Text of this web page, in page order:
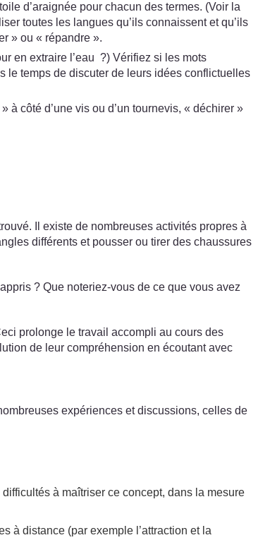
d’araignée pour chacun des termes. (Voir la
toutes les langues qu’ils connaissent et qu’ils
» ou « répandre ».
en extraire l’eau ?) Vérifiez si les mots
le temps de discuter de leurs idées conflictuelles
côté d’une vis ou d’un tournevis, « déchirer »
Il existe de nombreuses activités propres à
différents et pousser ou tirer des chaussures
? Que noteriez-vous de ce que vous avez
prolonge le travail accompli au cours des
de leur compréhension en écoutant avec
expériences et discussions, celles de
à maîtriser ce concept, dans la mesure
à distance (par exemple l’attraction et la